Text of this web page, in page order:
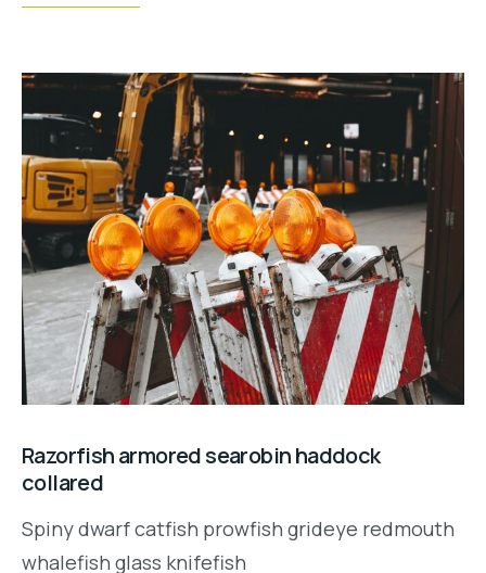
Razorfish armored searobin haddock
collared
Spiny dwarf catfish prowfish grideye redmouth
whalefish glass knifefish